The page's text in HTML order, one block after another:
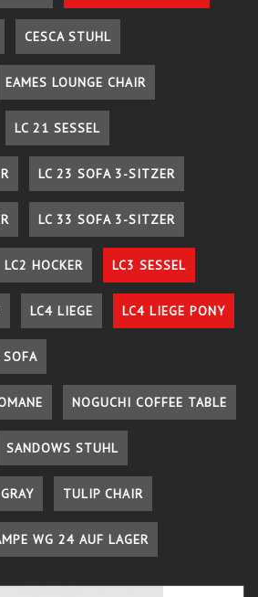
CESCA STUHL
EAMES LOUNGE CHAIR
LC 21 SESSEL
LC 23 SOFA 3-SITZER
LC 33 SOFA 3-SITZER
LC2 HOCKER LC3 SESSEL
LC4 LIEGE LC4 LIEGE PONY
SOFA
NOGUCHI COFFEE TABLE
SANDOWS STUHL
TULIP CHAIR
WG 24 AUF LAGER